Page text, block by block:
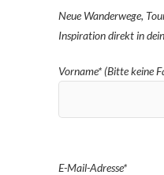
Neue Wanderwege,
Inspiration direkt in
Vorname* (Bitte keine
E-Mail-Adresse*